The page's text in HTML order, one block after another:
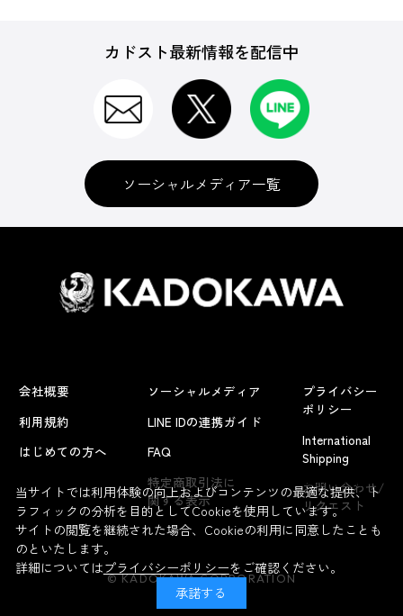
よくあるお問い合わせ
カドスト最新情報を配信中
ソーシャルメディア一覧
会社概要
利用規約
はじめての方へ
ソーシャルメディア
LINE IDの連携ガイド
FAQ
特定商取引法に
関する表示
プライバシー
ポリシー
International
Shipping
お問い合わせ/
リクエスト
© KADOKAWA CORPORATION
当サイトでは利用体験の向上およびコンテンツの最適な提供、ト
ラフィックの分析を目的としてCookieを使用しています。
サイトの閲覧を継続された場合、Cookieの利用に同意したことも
のといたします。
詳細についてはプライバシーポリシーをご確認ください。
承諾する